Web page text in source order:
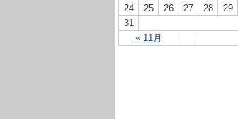
« 11月
24
25 26 27 28 29
31